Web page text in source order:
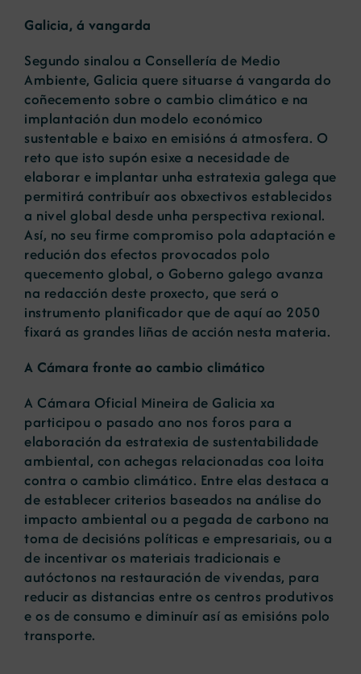
Galicia, á vangarda
Segundo sinalou a Consellería de Medio
Ambiente, Galicia quere situarse á vangarda do
coñecemento sobre o cambio climático e na
implantación dun modelo económico
sustentable e baixo en emisións á atmosfera. O
reto que isto supón esixe a necesidade de
elaborar e implantar unha estratexia galega que
permitirá contribuír aos obxectivos establecidos
a nivel global desde unha perspectiva rexional.
Así, no seu firme compromiso pola adaptación e
redución dos efectos provocados polo
quecemento global, o Goberno galego avanza
na redacción deste proxecto, que será o
instrumento planificador que de aquí ao 2050
fixará as grandes liñas de acción nesta materia.
A Cámara fronte ao cambio climático
A Cámara Oficial Mineira de Galicia xa
participou o pasado ano nos foros para a
elaboración da estratexia de sustentabilidade
ambiental, con achegas relacionadas coa loita
contra o cambio climático. Entre elas destaca a
de establecer criterios baseados na análise do
impacto ambiental ou a pegada de carbono na
toma de decisións políticas e empresariais, ou a
de incentivar os materiais tradicionais e
autóctonos na restauración de vivendas, para
reducir as distancias entre os centros produtivos
e os de consumo e diminuír así as emisións polo
transporte.